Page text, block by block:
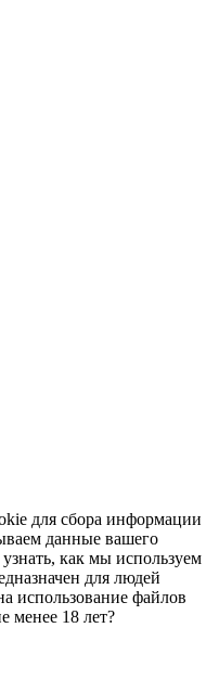
для сбора информации
данные вашего
как мы используем
для людей
использование файлов
менее 18 лет?